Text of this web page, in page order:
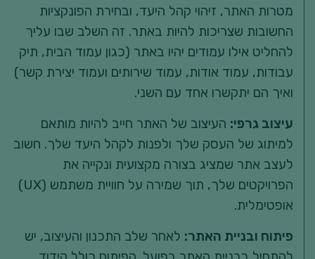
מטרות האתר, זיהוי קהל היעד, ובחירת הפונקציות
החשובות שצריכות להיות באתר. זה השלב שבו עליך
להחליט אילו עמודים יהיו באתר (כגון עמוד הבית, תיק
עבודות, עמוד אודות, עמוד שירותים ועמוד יצירת קשר)
ואיך הם יתקשרו אחד עם השני.
עיצוב גרפי: העיצוב של האתר חייב להיות מותאם
למיתוג של העסק שלך ולפנות לקהל היעד שלך. חשוב
לעצב אתר שמציג בצורה מקצועית ונקייה את
הפרויקטים שלך, תוך שמירה על חוויית משתמש (UX)
אופטימלית.
פיתוח ובניית האתר: לאחר שלב התכנון והעיצוב, יש